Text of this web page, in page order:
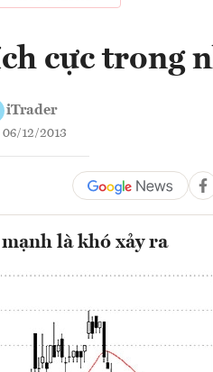
cực trong
iTrader
06/12/2013
là khó xảy ra